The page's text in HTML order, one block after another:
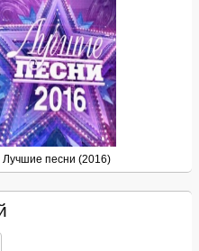
Лучшие песни (2016)